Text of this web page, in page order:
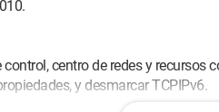
control, centro de redes y recursos
y desmarcar TCPIPv6.